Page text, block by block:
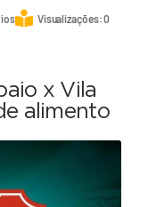
Visualizações: 0
x Vila
alimento